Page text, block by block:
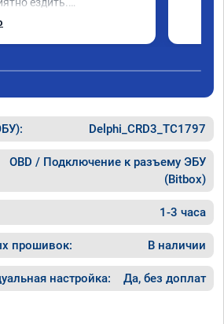
в авто! 🔥
Delphi_CRD3_TC1797
OBD / Подключение к разъему ЭБУ
(Bitbox)
1-3 часа
прошивок: В наличии
настройка: Да, без доплат